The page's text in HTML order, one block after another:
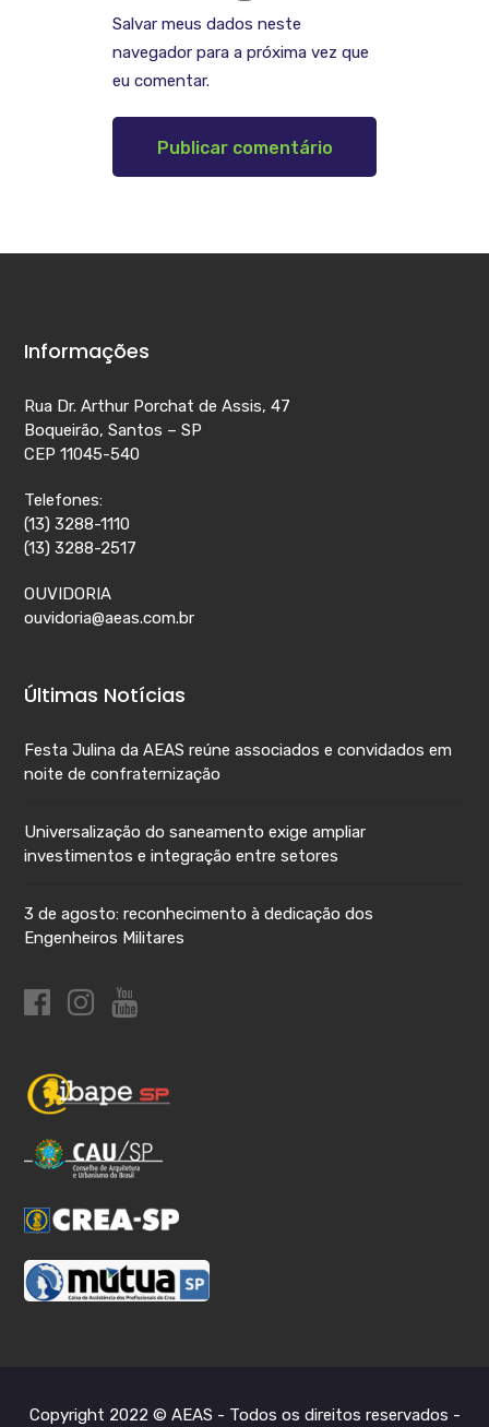
Salvar meus dados neste
navegador para a próxima vez que
eu comentar.
Informações
Rua Dr. Arthur Porchat de Assis, 47
Boqueirão, Santos – SP
CEP 11045-540
Telefones:
(13) 3288-1110
(13) 3288-2517
OUVIDORIA
ouvidoria@aeas.com.br
Últimas Notícias
Festa Julina da AEAS reúne associados e convidados em
noite de confraternização
Universalização do saneamento exige ampliar
investimentos e integração entre setores
3 de agosto: reconhecimento à dedicação dos
Engenheiros Militares
Copyright 2022 © AEAS - Todos os direitos reservados -